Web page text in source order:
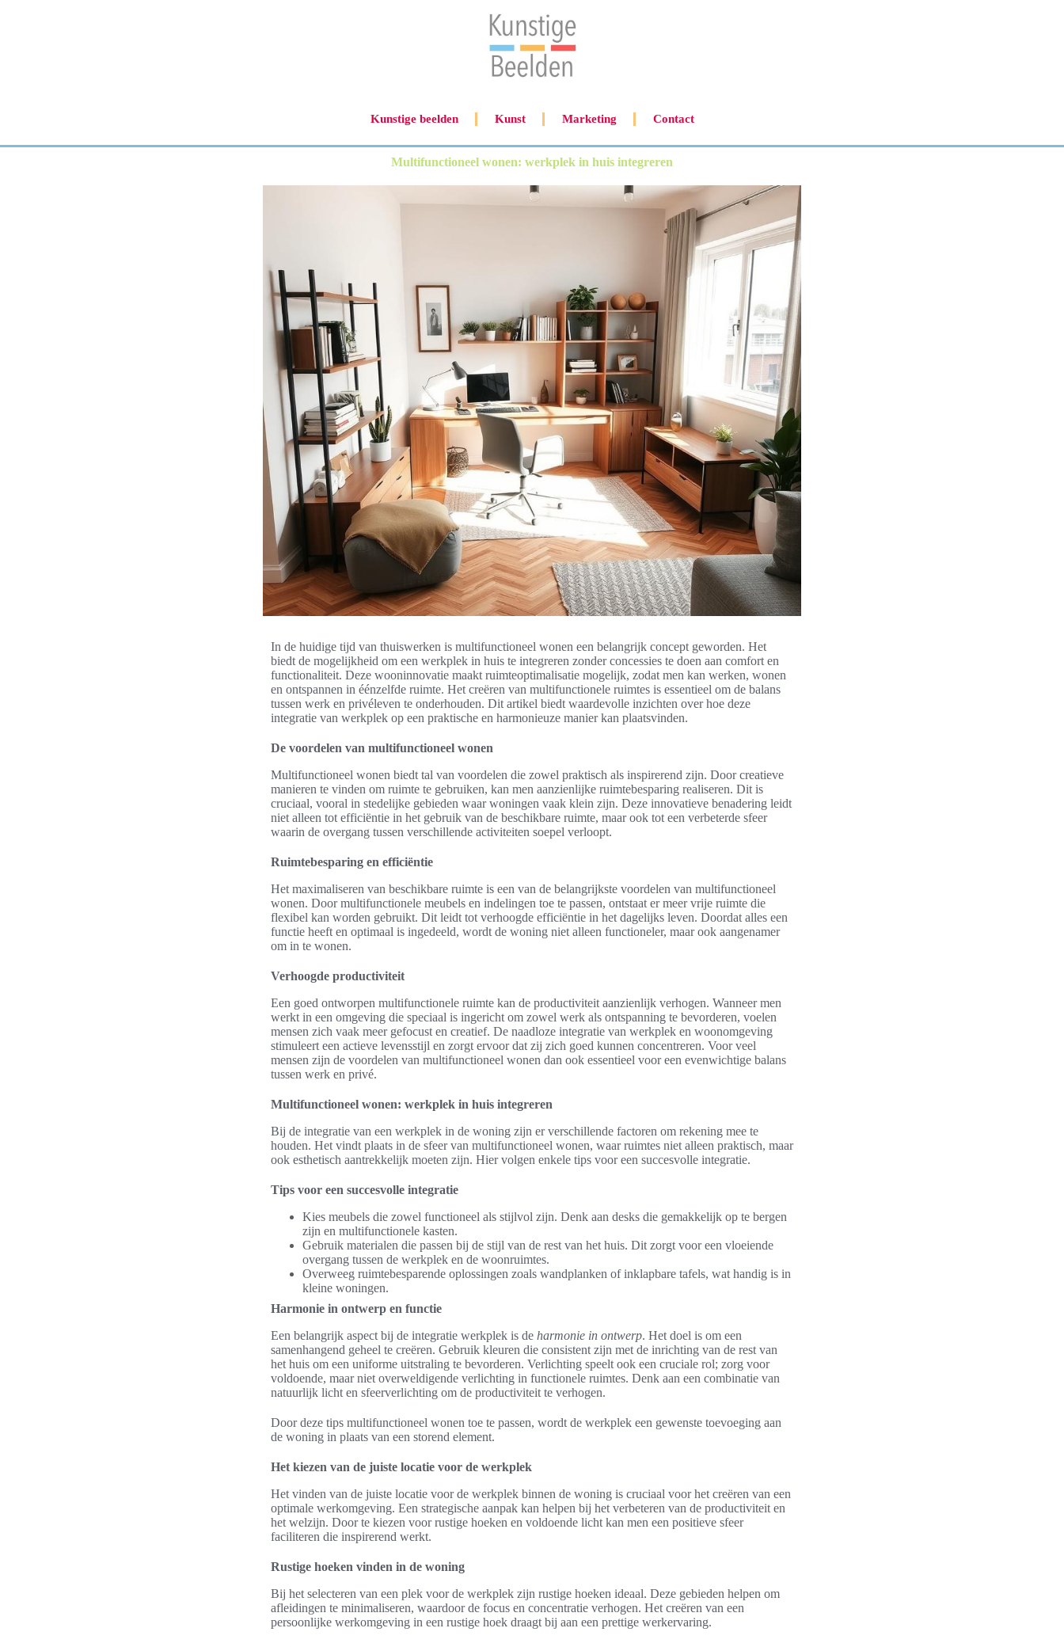
Kunstige beelden Kunst Marketing Contact
Multifunctioneel wonen: werkplek in huis integreren
In de huidige tijd van thuiswerken is multifunctioneel wonen een belangrijk concept geworden. Het
biedt de mogelijkheid om een werkplek in huis te integreren zonder concessies te doen aan comfort en
functionaliteit. Deze wooninnovatie maakt ruimteoptimalisatie mogelijk, zodat men kan werken, wonen
en ontspannen in éénzelfde ruimte. Het creëren van multifunctionele ruimtes is essentieel om de balans
tussen werk en privéleven te onderhouden. Dit artikel biedt waardevolle inzichten over hoe deze
integratie van werkplek op een praktische en harmonieuze manier kan plaatsvinden.
De voordelen van multifunctioneel wonen
Multifunctioneel wonen biedt tal van voordelen die zowel praktisch als inspirerend zijn. Door creatieve
manieren te vinden om ruimte te gebruiken, kan men aanzienlijke ruimtebesparing realiseren. Dit is
cruciaal, vooral in stedelijke gebieden waar woningen vaak klein zijn. Deze innovatieve benadering leidt
niet alleen tot efficiëntie in het gebruik van de beschikbare ruimte, maar ook tot een verbeterde sfeer
waarin de overgang tussen verschillende activiteiten soepel verloopt.
Ruimtebesparing en efficiëntie
Het maximaliseren van beschikbare ruimte is een van de belangrijkste voordelen van multifunctioneel
wonen. Door multifunctionele meubels en indelingen toe te passen, ontstaat er meer vrije ruimte die
flexibel kan worden gebruikt. Dit leidt tot verhoogde efficiëntie in het dagelijks leven. Doordat alles een
functie heeft en optimaal is ingedeeld, wordt de woning niet alleen functioneler, maar ook aangenamer
om in te wonen.
Verhoogde productiviteit
Een goed ontworpen multifunctionele ruimte kan de productiviteit aanzienlijk verhogen. Wanneer men
werkt in een omgeving die speciaal is ingericht om zowel werk als ontspanning te bevorderen, voelen
mensen zich vaak meer gefocust en creatief. De naadloze integratie van werkplek en woonomgeving
stimuleert een actieve levensstijl en zorgt ervoor dat zij zich goed kunnen concentreren. Voor veel
mensen zijn de voordelen van multifunctioneel wonen dan ook essentieel voor een evenwichtige balans
tussen werk en privé.
Multifunctioneel wonen: werkplek in huis integreren
Bij de integratie van een werkplek in de woning zijn er verschillende factoren om rekening mee te
houden. Het vindt plaats in de sfeer van multifunctioneel wonen, waar ruimtes niet alleen praktisch, maar
ook esthetisch aantrekkelijk moeten zijn. Hier volgen enkele tips voor een succesvolle integratie.
Tips voor een succesvolle integratie
Kies meubels die zowel functioneel als stijlvol zijn. Denk aan desks die gemakkelijk op te bergen
zijn en multifunctionele kasten.
Gebruik materialen die passen bij de stijl van de rest van het huis. Dit zorgt voor een vloeiende
overgang tussen de werkplek en de woonruimtes.
Overweeg ruimtebesparende oplossingen zoals wandplanken of inklapbare tafels, wat handig is in
kleine woningen.
Harmonie in ontwerp en functie
Een belangrijk aspect bij de integratie werkplek is de harmonie in ontwerp. Het doel is om een
samenhangend geheel te creëren. Gebruik kleuren die consistent zijn met de inrichting van de rest van
het huis om een uniforme uitstraling te bevorderen. Verlichting speelt ook een cruciale rol; zorg voor
voldoende, maar niet overweldigende verlichting in functionele ruimtes. Denk aan een combinatie van
natuurlijk licht en sfeerverlichting om de productiviteit te verhogen.
Door deze tips multifunctioneel wonen toe te passen, wordt de werkplek een gewenste toevoeging aan
de woning in plaats van een storend element.
Het kiezen van de juiste locatie voor de werkplek
Het vinden van de juiste locatie voor de werkplek binnen de woning is cruciaal voor het creëren van een
optimale werkomgeving. Een strategische aanpak kan helpen bij het verbeteren van de productiviteit en
het welzijn. Door te kiezen voor rustige hoeken en voldoende licht kan men een positieve sfeer
faciliteren die inspirerend werkt.
Rustige hoeken vinden in de woning
Bij het selecteren van een plek voor de werkplek zijn rustige hoeken ideaal. Deze gebieden helpen om
afleidingen te minimaliseren, waardoor de focus en concentratie verhogen. Het creëren van een
persoonlijke werkomgeving in een rustige hoek draagt bij aan een prettige werkervaring.